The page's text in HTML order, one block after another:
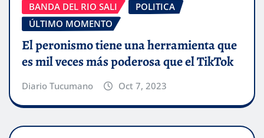
BANDA DEL RIO SALI
POLITICA
ÚLTIMO MOMENTO
El peronismo tiene una herramienta que
es mil veces más poderosa que el TikTok
Diario Tucumano Oct 7, 2023